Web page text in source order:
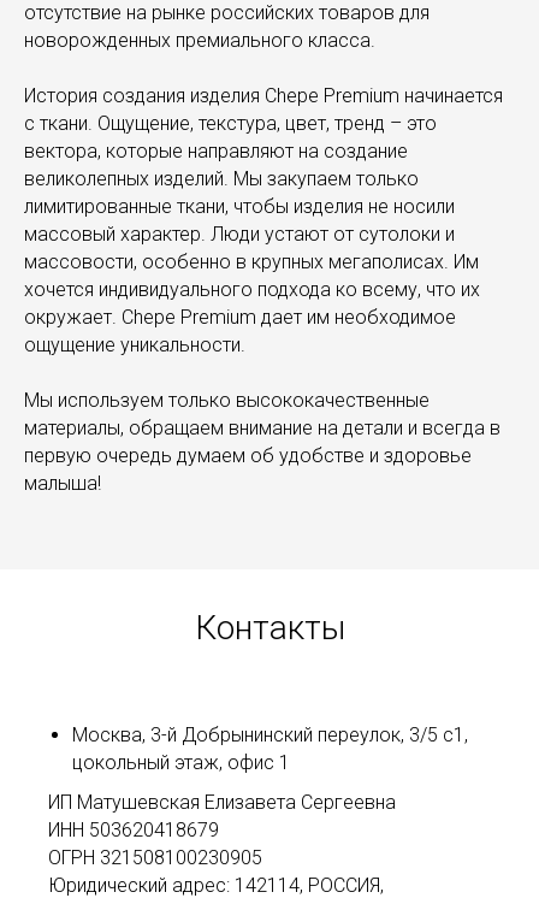
отсутствие на рынке российских товаров для
новорожденных премиального класса.
История создания изделия Chepe Premium начинается
с ткани. Ощущение, текстура, цвет, тренд – это
вектора, которые направляют на создание
великолепных изделий. Мы закупаем только
лимитированные ткани, чтобы изделия не носили
массовый характер. Люди устают от сутолоки и
массовости, особенно в крупных мегаполисах. Им
хочется индивидуального подхода ко всему, что их
окружает. Chepe Premium дает им необходимое
ощущение уникальности.
Мы используем только высококачественные
материалы, обращаем внимание на детали и всегда в
первую очередь думаем об удобстве и здоровье
малыша!
Контакты
Москва, 3-й Добрынинский переулок, 3/5 с1,
цокольный этаж, офис 1
ИП Матушевская Елизавета Сергеевна
ИНН 503620418679
ОГРН 321508100230905
Юридический адрес: 142114, РОССИЯ,